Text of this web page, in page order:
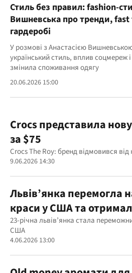
Стиль без правил: fashion-
Вишневська про тренди,
гардеробі
У розмові з Анастасією
український стиль, вплив соцмереж
змінила споживання одягу
20.06.2026 15:00
Crocs представила
за $75
Crocs The Roy: бренд відмовився
9.06.2026 14:30
Львів’янка перемогла
краси у США та
23-річна львів’янка стала
США
4.06.2026 13:00